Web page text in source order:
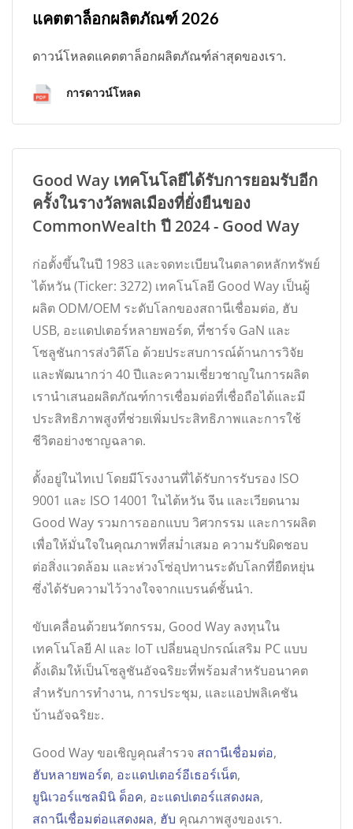
แคตตาล็อกผลิตภัณฑ์ 2026
ดาวน์โหลดแคตตาล็อกผลิตภัณฑ์ล่าสุดของเรา.
การดาวน์โหลด
Good Way เทคโนโลยีได้รับการยอมรับอีก
ครั้งในรางวัลพลเมืองที่ยั่งยืนของ
CommonWealth ปี 2024 - Good Way
ก่อตั้งขึ้นในปี 1983 และจดทะเบียนในตลาดหลักทรัพย์
ไต้หวัน (Ticker: 3272) เทคโนโลยี Good Way เป็นผู้
ผลิต ODM/OEM ระดับโลกของสถานีเชื่อมต่อ, ฮับ
USB, อะแดปเตอร์หลายพอร์ต, ที่ชาร์จ GaN และ
โซลูชันการส่งวิดีโอ ด้วยประสบการณ์ด้านการวิจัย
และพัฒนากว่า 40 ปีและความเชี่ยวชาญในการผลิต
เรานำเสนอผลิตภัณฑ์การเชื่อมต่อที่เชื่อถือได้และมี
ประสิทธิภาพสูงที่ช่วยเพิ่มประสิทธิภาพและการใช้
ชีวิตอย่างชาญฉลาด.
ตั้งอยู่ในไทเป โดยมีโรงงานที่ได้รับการรับรอง ISO
9001 และ ISO 14001 ในไต้หวัน จีน และเวียดนาม
Good Way รวมการออกแบบ วิศวกรรม และการผลิต
เพื่อให้มั่นใจในคุณภาพที่สม่ำเสมอ ความรับผิดชอบ
ต่อสิ่งแวดล้อม และห่วงโซ่อุปทานระดับโลกที่ยืดหยุ่น
ซึ่งได้รับความไว้วางใจจากแบรนด์ชั้นนำ.
ขับเคลื่อนด้วยนวัตกรรม, Good Way ลงทุนใน
เทคโนโลยี AI และ IoT เปลี่ยนอุปกรณ์เสริม PC แบบ
ดั้งเดิมให้เป็นโซลูชันอัจฉริยะที่พร้อมสำหรับอนาคต
สำหรับการทำงาน, การประชุม, และแอปพลิเคชัน
บ้านอัจฉริยะ.
Good Way ขอเชิญคุณสำรวจ สถานีเชื่อมต่อ,
ฮับหลายพอร์ต, อะแดปเตอร์อีเธอร์เน็ต,
ยูนิเวอร์แซลมินิ ด็อค, อะแดปเตอร์แสดงผล,
สถานีเชื่อมต่อแสดงผล, ฮับ คุณภาพสูงของเรา.